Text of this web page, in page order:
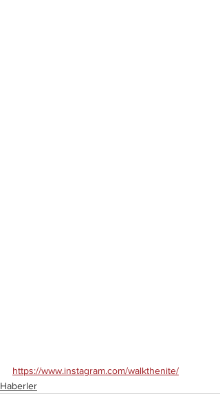
https://www.instagram.com/walkthenite/
Haberler